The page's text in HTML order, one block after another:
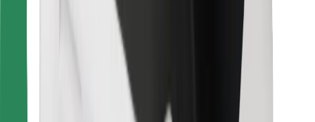
Για ιδιοκτήτες στόλου οχημάτων
Για εστιατόρια
Bolt for Business